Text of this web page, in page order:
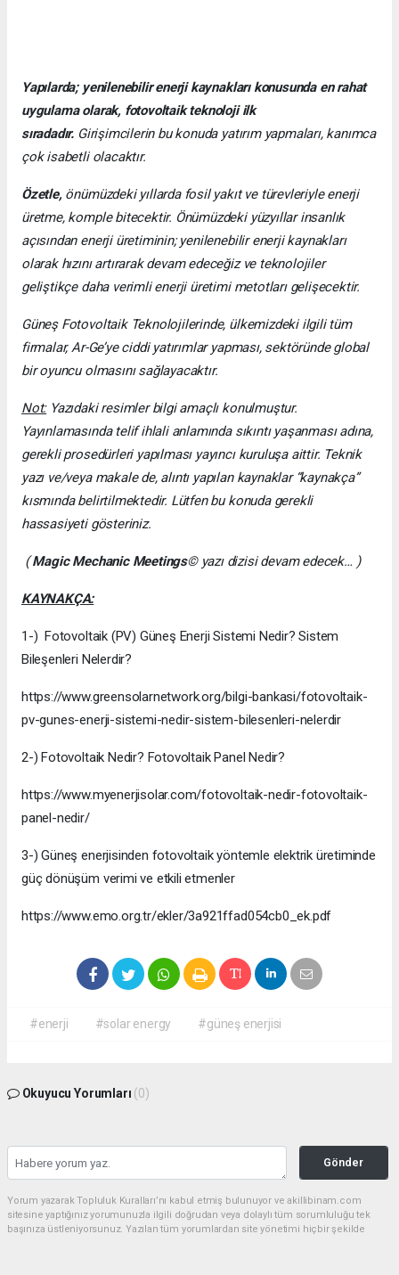
Yapılarda; yenilenebilir enerji kaynakları konusunda en rahat
uygulama olarak, fotovoltaik teknoloji ilk
sıradadır. Girişimcilerin bu konuda yatırım yapmaları, kanımca
çok isabetli olacaktır.
Özetle,önümüzdeki yıllarda fosil yakıt ve türevleriyle enerji
üretme, komple bitecektir. Önümüzdeki yüzyıllar insanlık
açısından enerji üretiminin; yenilenebilir enerji kaynakları
olarak hızını artırarak devam edeceğiz ve teknolojiler
geliştikçe daha verimli enerji üretimi metotları gelişecektir.
Güneş Fotovoltaik Teknolojilerinde, ülkemizdeki ilgili tüm
firmalar, Ar-Ge’ye ciddi yatırımlar yapması, sektöründe global
bir oyuncu olmasını sağlayacaktır.
Not:Yazıdaki resimler bilgi amaçlı konulmuştur.
Yayınlamasında telif ihlali anlamında sıkıntı yaşanması adına,
gerekli prosedürleri yapılması yayıncı kuruluşa aittir. Teknik
yazı ve/veya makale de, alıntı yapılan kaynaklar “kaynakça”
kısmında belirtilmektedir. Lütfen bu konuda gerekli
hassasiyeti gösteriniz.
(Magic Mechanic Meetings© yazı dizisi devam edecek… )
KAYNAKÇA:
1-) Fotovoltaik (PV) Güneş Enerji Sistemi Nedir? Sistem
Bileşenleri Nelerdir?
https://www.greensolarnetwork.org/bilgi-bankasi/fotovoltaik-
pv-gunes-enerji-sistemi-nedir-sistem-bilesenleri-nelerdir
2-) Fotovoltaik Nedir? Fotovoltaik Panel Nedir?
https://www.myenerjisolar.com/fotovoltaik-nedir-fotovoltaik-
panel-nedir/
3-) Güneş enerjisinden fotovoltaik yöntemle elektrik üretiminde
güç dönüşüm verimi ve etkili etmenler
https://www.emo.org.tr/ekler/3a921ffad054cb0_ek.pdf
#enerji #solar energy #güneş enerjisi
Okuyucu Yorumları (0)
Gönder
Yorum yazarak Topluluk Kuralları’nı kabul etmiş bulunuyor ve akillibinam.com
sitesine yaptığınız yorumunuzla ilgili doğrudan veya dolaylı tüm sorumluluğu tek
başınıza üstleniyorsunuz. Yazılan tüm yorumlardan site yönetimi hiçbir şekilde